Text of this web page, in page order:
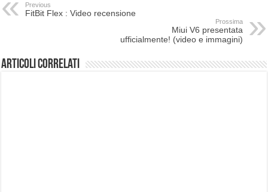
Previous
FitBit Flex : Video recensione
Prossima
Miui V6 presentata
ufficialmente! (video e immagini)
Articoli correlati